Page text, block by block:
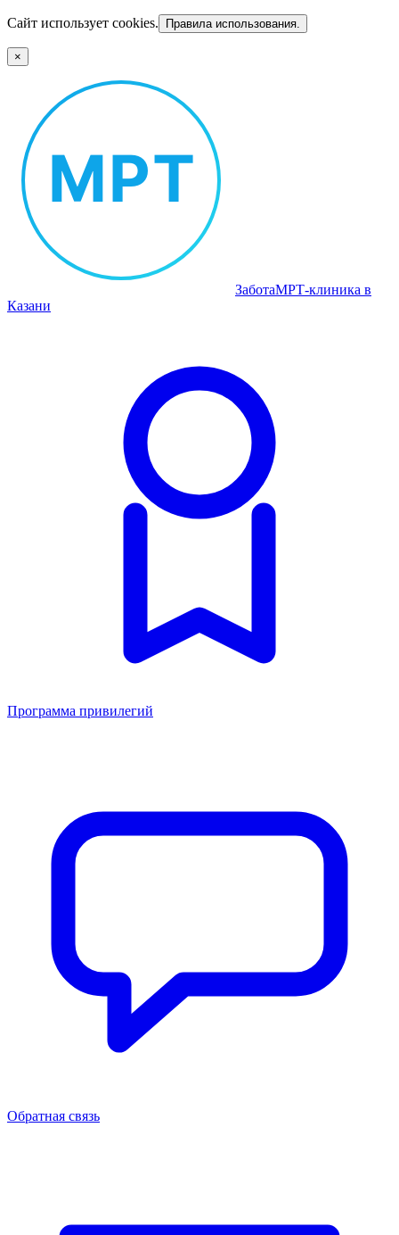
Сайт использует cookies. Правила использования.
×
ЗаботаМРТ‑клиника в
Казани
Программа привилегий
Обратная связь